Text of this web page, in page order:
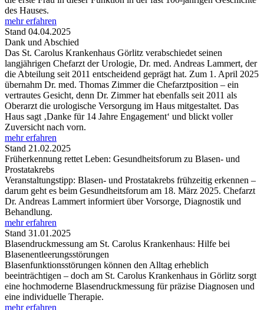
des Hauses.
mehr erfahren
Stand 04.04.2025
Dank und Abschied
Das St. Carolus Krankenhaus Görlitz verabschiedet seinen
langjährigen Chefarzt der Urologie, Dr. med. Andreas Lammert, der
die Abteilung seit 2011 entscheidend geprägt hat. Zum 1. April 2025
übernahm Dr. med. Thomas Zimmer die Chefarztposition – ein
vertrautes Gesicht, denn Dr. Zimmer hat ebenfalls seit 2011 als
Oberarzt die urologische Versorgung im Haus mitgestaltet. Das
Haus sagt ‚Danke für 14 Jahre Engagement‘ und blickt voller
Zuversicht nach vorn.
mehr erfahren
Stand 21.02.2025
Früherkennung rettet Leben: Gesundheitsforum zu Blasen- und
Prostatakrebs
Veranstaltungstipp: Blasen- und Prostatakrebs frühzeitig erkennen –
darum geht es beim Gesundheitsforum am 18. März 2025. Chefarzt
Dr. Andreas Lammert informiert über Vorsorge, Diagnostik und
Behandlung.
mehr erfahren
Stand 31.01.2025
Blasendruckmessung am St. Carolus Krankenhaus: Hilfe bei
Blasenentleerungsstörungen
Blasenfunktionsstörungen können den Alltag erheblich
beeinträchtigen – doch am St. Carolus Krankenhaus in Görlitz sorgt
eine hochmoderne Blasendruckmessung für präzise Diagnosen und
eine individuelle Therapie.
mehr erfahren